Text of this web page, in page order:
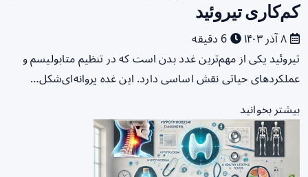
کم‌کاری تیروئید
تیروئید یکی از مهم‌ترین غدد بدن است که در تنظیم متابولیسم و
عملکرد‌های حیاتی نقش اساسی دارد. این غده پروانه‌ای‌شکل…
بیشتر بخوانید